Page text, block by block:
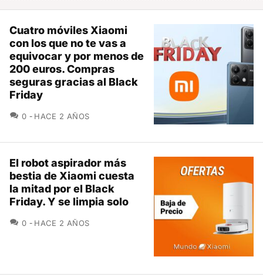
Cuatro móviles Xiaomi
con los que no te vas a
equivocar y por menos de
200 euros. Compras
seguras gracias al Black
Friday
0 COMENTARIOS
HACE 2 AÑOS
El robot aspirador más
bestia de Xiaomi cuesta
la mitad por el Black
Friday. Y se limpia solo
0 COMENTARIOS
HACE 2 AÑOS